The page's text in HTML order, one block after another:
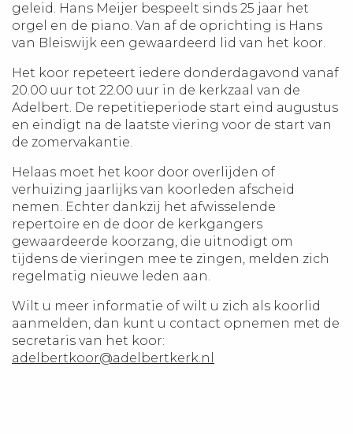
geleid. Hans Meijer bespeelt sinds 25 jaar het
orgel en de piano. Van af de oprichting is Hans
van Bleiswijk een gewaardeerd lid van het koor.
Het koor repeteert iedere donderdagavond vanaf
20.00 uur tot 22.00 uur in de kerkzaal van de
Adelbert. De repetitieperiode start eind augustus
en eindigt na de laatste viering voor de start van
de zomervakantie.
Helaas moet het koor door overlijden of
verhuizing jaarlijks van koorleden afscheid
nemen. Echter dankzij het afwisselende
repertoire en de door de kerkgangers
gewaardeerde koorzang, die uitnodigt om
tijdens de vieringen mee te zingen, melden zich
regelmatig nieuwe leden aan.
Wilt u meer informatie of wilt u zich als koorlid
aanmelden, dan kunt u contact opnemen met de
secretaris van het koor:
adelbertkoor@adelbertkerk.nl